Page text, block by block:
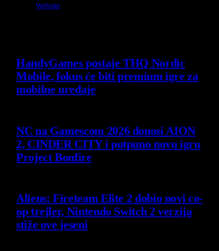
Website
HandyGames postaje THQ Nordic
Mobile, fokus će biti premium igre za
mobilne uređaje
NC na Gamescom 2026 donosi AION
2, CINDER CITY i potpuno novu igru
Project Bonfire
Aliens: Fireteam Elite 2 dobio novi co-
op trejler, Nintendo Switch 2 verzija
stiže ove jeseni